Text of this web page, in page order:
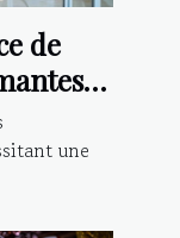
de
une